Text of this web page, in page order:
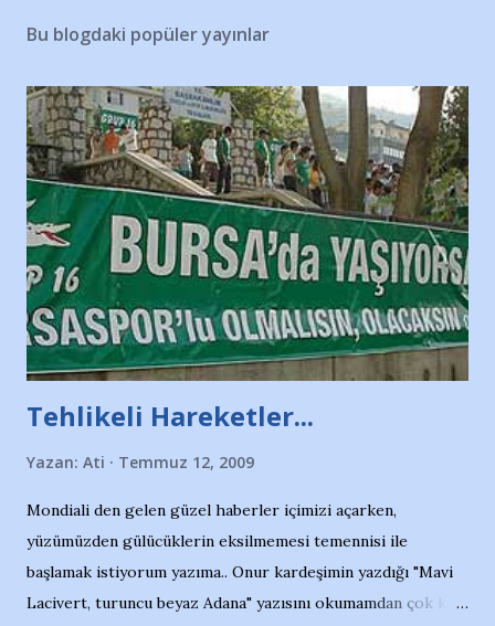
Bu blogdaki popüler yayınlar
Tehlikeli Hareketler...
Yazan: Ati Temmuz 12, 2009
Mondiali den gelen güzel haberler içimizi açarken,
yüzümüzden gülücüklerin eksilmemesi temennisi ile
başlamak istiyorum yazıma.. Onur kardeşimin yazdığı "Mavi
Lacivert, turuncu beyaz Adana" yazısını okumamdan çok kısa